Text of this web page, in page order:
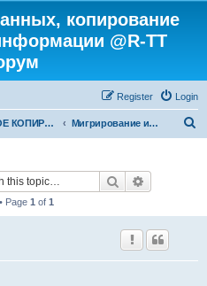
копирование
@R-TT
Login
Register
РЕЗЕРВНОЕ КОПИРОВАНИЕ И ВОССТАНОВЛЕНИЕ СИСТЕМ Мигрирование и Клонирование Систем
Search
Page 1 of 1